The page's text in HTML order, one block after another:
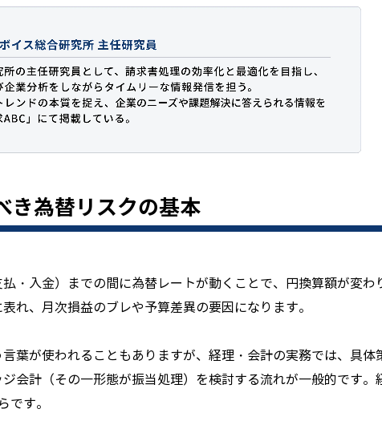
き為替リスクの基本
・入金）までの間に為替レートが動くことで、円換算額が変わ
れ、月次損益のブレや予算差異の要因になります。
葉が使われることもありますが、経理・会計の実務では、具体
会計（その一形態が振当処理）を検討する流れが一般的です。
です。